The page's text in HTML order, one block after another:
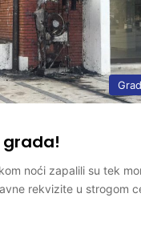
grada!
noći zapalili su tek
rekvizite u strogom